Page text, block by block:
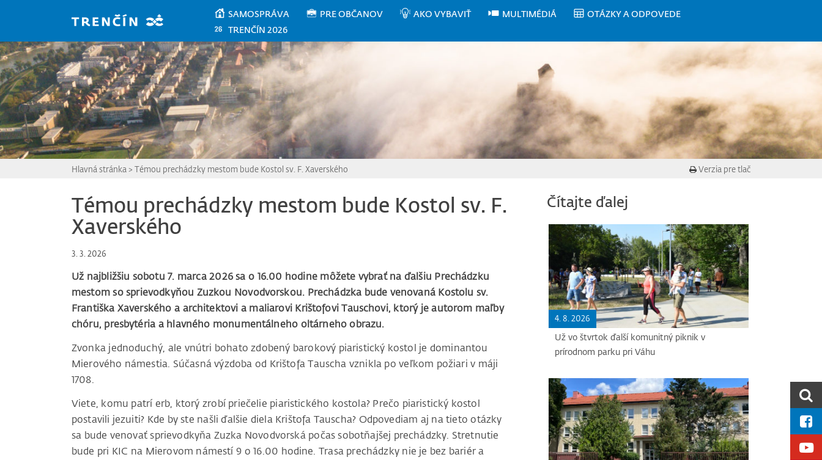
SAMOSPRÁVA PRE OBČANOV AKO VYBAVIŤ MULTIMÉDIÁ
OTÁZKY A ODPOVEDE
TRENČÍN 2026
Hlavná stránka > Témou prechádzky mestom bude Kostol sv. F. Xaverského Verzia pre tlač
Témou prechádzky mestom bude Kostol sv. F.
Xaverského
3. 3. 2026
Už najbližšiu sobotu 7. marca 2026 sa o 16.00 hodine môžete vybrať na ďalšiu Prechádzku
mestom so sprievodkyňou Zuzkou Novodvorskou. Prechádzka bude venovaná Kostolu sv.
Františka Xaverského a architektovi a maliarovi Krištofovi Tauschovi, ktorý je autorom maľby
chóru, presbytéria a hlavného monumentálneho oltárneho obrazu.
Zvonka jednoduchý, ale vnútri bohato zdobený barokový piaristický kostol je dominantou
Mierového námestia. Súčasná výzdoba od Krištofa Tauscha vznikla po veľkom požiari v máji
1708.
Viete, komu patrí erb, ktorý zrobí priečelie piaristického kostola? Prečo piaristický kostol
postavili jezuiti? Kde by ste našli ďalšie diela Krištofa Tauscha? Odpovediam aj na tieto otázky
sa bude venovať sprievodkyňa Zuzka Novodvorská počas sobotňajšej prechádzky. Stretnutie
bude pri KIC na Mierovom námestí 9 o 16.00 hodine. Trasa prechádzky nie je bez bariér a
Čítajte ďalej
4. 8. 2026
Už vo štvrtok ďalší komunitný piknik v
prírodnom parku pri Váhu